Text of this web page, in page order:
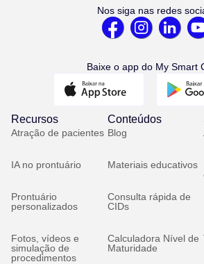
Nos siga nas redes
Baixe o app do My Smart
Recursos
Atração de pacientes
IA no prontuário
Prontuário
personalizados
Fotos, vídeos e
simulação de
procedimentos
Conteúdos
Blog
Materiais educativos
Consulta rápida de
CIDs
Calculadora Nível de
Maturidade